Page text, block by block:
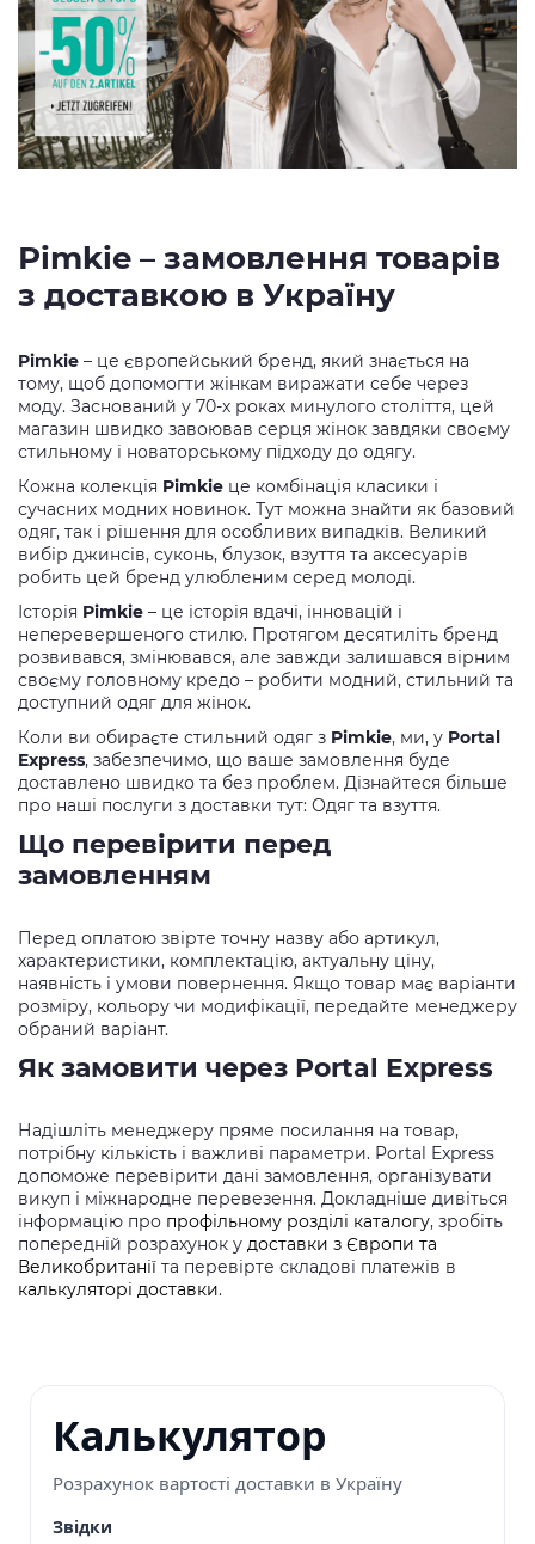
Рimkie – замовлення товарів
з доставкою в Україну
Pimkie – це європейський бренд, який знається на
тому, щоб допомогти жінкам виражати себе через
моду. Заснований у 70-х роках минулого століття, цей
магазин швидко завоював серця жінок завдяки своєму
стильному і новаторському підходу до одягу.
Кожна колекція Pimkie це комбінація класики і
сучасних модних новинок. Тут можна знайти як базовий
одяг, так і рішення для особливих випадків. Великий
вибір джинсів, суконь, блузок, взуття та аксесуарів
робить цей бренд улюбленим серед молоді.
Історія Pimkie – це історія вдачі, інновацій і
неперевершеного стилю. Протягом десятиліть бренд
розвивався, змінювався, але завжди залишався вірним
своєму головному кредо – робити модний, стильний та
доступний одяг для жінок.
Коли ви обираєте стильний одяг з Pimkie, ми, у Portal
Express, забезпечимо, що ваше замовлення буде
доставлено швидко та без проблем. Дізнайтеся більше
про наші послуги з доставки тут: Одяг та взуття.
Що перевірити перед
замовленням
Перед оплатою звірте точну назву або артикул,
характеристики, комплектацію, актуальну ціну,
наявність і умови повернення. Якщо товар має варіанти
розміру, кольору чи модифікації, передайте менеджеру
обраний варіант.
Як замовити через Portal Express
Надішліть менеджеру пряме посилання на товар,
потрібну кількість і важливі параметри. Portal Express
допоможе перевірити дані замовлення, організувати
викуп і міжнародне перевезення. Докладніше дивіться
інформацію про профільному розділі каталогу, зробіть
попередній розрахунок у доставки з Європи та
Великобританії та перевірте складові платежів в
калькуляторі доставки.
Калькулятор
Розрахунок вартості доставки в Україну
Звідки